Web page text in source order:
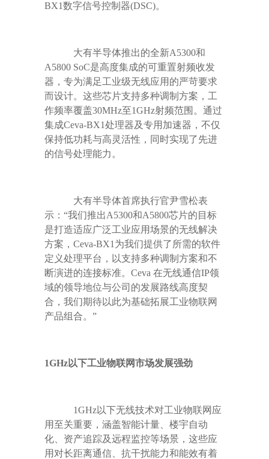
BX1数字信号控制器(DSC)。
大有半导体推出的全新A5300和
A5800 SoC是高度集成的可重置射频收发
器，专为满足工业级无线应用的严苛要求
而设计。这些芯片支持多种调制方案，工
作频率覆盖30MHz至1GHz射频范围。通过
集成Ceva-BX1处理器及专用加速器，不仅
保持低功耗与高灵活性，同时实现了先进
的信号处理能力。
大有半导体首席执行官尹雪松表
示： “我们推出A5300和A5800芯片的目标
是打造适应广泛工业应用场景的无线解决
方案， Ceva-BX1 为我们提供了所需的软件
定义处理平台，以支持多种调制方案和不
断演进的连接标准。 Ceva 在无线通信IP领
域的领导地位与公司的发展路线高度契
合，我们期待以此为基础拓展工业物联网
产品组合。 ”
1GHz以下工业物联网市场发展强劲
1GHz以下无线技术对工业物联网应
用至关重要，涵盖智能计量、楼宇自动
化、资产追踪及远程监控等场景，这些应
用对长距离通信、抗干扰能力和能效有着